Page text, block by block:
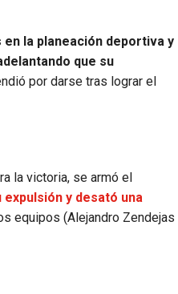
la planeación deportiva y
que su
por darse tras lograr el
la victoria, se armó el
expulsión y desató una
equipos (Alejandro Zendejas